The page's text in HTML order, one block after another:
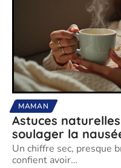
MAMAN
Astuces
soulager la
Un chiffre sec, presque
confient avoir…